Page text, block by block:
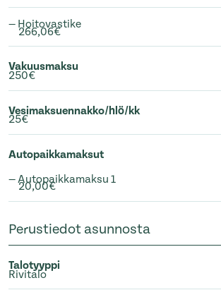
— Hoitovastike
266,06€
Vakuusmaksu
250€
Vesimaksuennakko/hlö/kk
25€
Autopaikkamaksut
— Autopaikkamaksu 1
20,00€
Perustiedot asunnosta
Talotyyppi
Rivitalo